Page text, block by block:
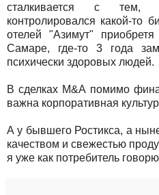
сталкивается с тем,
контролировался какой-то
отелей "Азимут"
Самаре, где-то 3 года
психически здоровых людей.
В сделках M&A помимо
важна корпоративная
А у бывшего Ростикса, а
качеством и свежестью
я уже как потребитель